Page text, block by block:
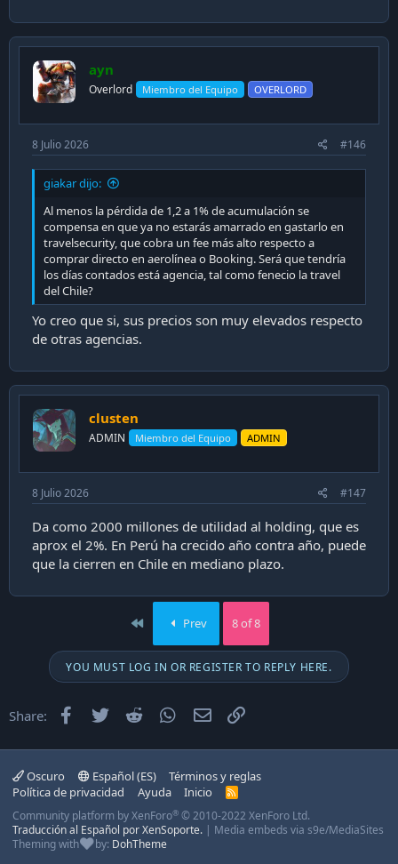
ayn
Overlord Miembro del Equipo OVERLORD
8 Julio 2026 #146
giakar dijo:
Al menos la pérdida de 1,2 a 1% de acumulación se
compensa en que ya no estarás amarrado en gastarlo en
travelsecurity, que cobra un fee más alto respecto a
comprar directo en aerolínea o Booking. Será que tendría
los días contados está agencia, tal como fenecio la travel
del Chile?
Yo creo que si, sus precios son muy elevados respecto
de otras agencias.
clusten
ADMIN Miembro del Equipo ADMIN
8 Julio 2026 #147
Da como 2000 millones de utilidad al holding, que es
aprox el 2%. En Perú ha crecido año contra año, puede
que la cierren en Chile en mediano plazo.
First Prev 8 of 8
YOU MUST LOG IN OR REGISTER TO REPLY HERE.
Share: Facebook
Twitter Reddit WhatsApp
Email
Oscuro Español (ES)
Términos y reglas
Política de privacidad
Ayuda Inicio
R
S
Community platform by XenForo® © 2010-2022 XenForo Ltd.
Traducción al Español por XenSoporte. | Media embeds via s9e/MediaSites
Theming with
by: DohTheme